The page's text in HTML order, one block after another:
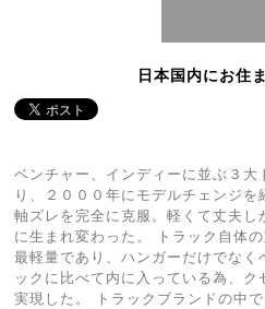
日本国内にお住
ベンチャー、インディーに並ぶ３大
り、２０００年にモデルチェンジ
軸ズレを完全に克服。軽くて丈夫し
に生まれ変わった。 トラック自体
最軽量であり、ハンガーだけでなく
ックに比べて内に入っている為、
実現した。 トラックブランドの中